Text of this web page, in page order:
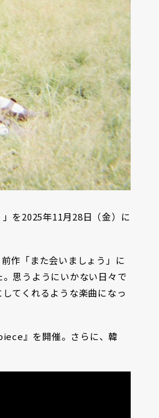
を2025年11月28日（金）に
作「また会いましょう」に
思うようにいかない日々で
てくれるような楽曲になっ
』を開催。さらに、韓